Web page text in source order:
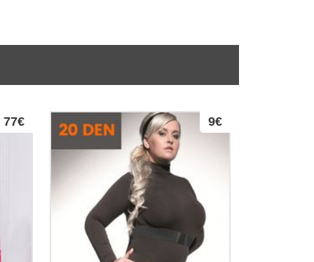
77€ 9€